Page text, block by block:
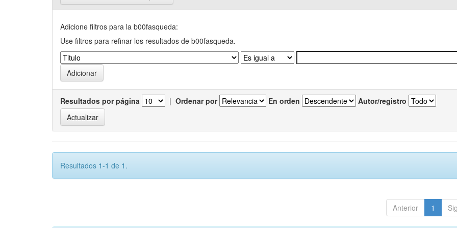
Adicione filtros para la b00fasqueda:
Use filtros para refinar los resultados de b00fasqueda.
Resultados por página | Ordenar por En orden Autor/registro
Resultados 1-1 de 1.
Anterior 1